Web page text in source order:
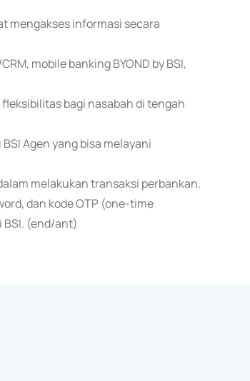
mengakses informasi secara
mobile banking BYOND by BSI,
bagi nasabah di tengah
Agen yang bisa melayani
melakukan transaksi perbankan.
dan kode OTP (one-time
BSI. (end/ant)